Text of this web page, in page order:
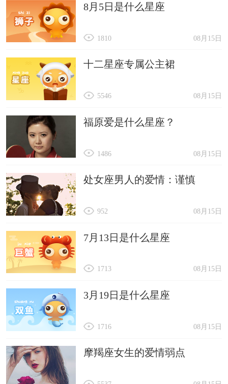
8月5日是什么星座
08月15日
1810
十二星座专属公主裙
08月15日
5546
福原爱是什么星座？
08月15日
1486
处女座男人的爱情：谨慎
08月15日
952
7月13日是什么星座
08月15日
1713
3月19日是什么星座
08月15日
1716
摩羯座女生的爱情弱点